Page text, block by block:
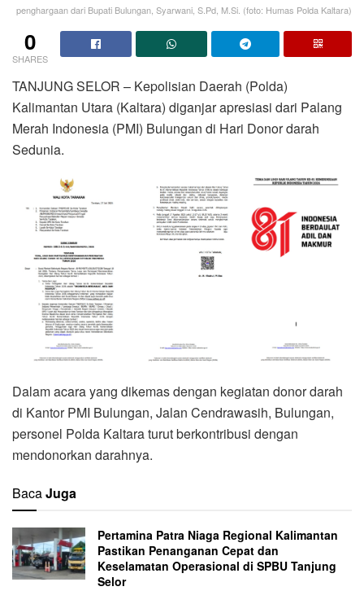
penghargaan dari Bupati Bulungan, Syarwani, S.Pd, M.Si. (foto: Humas Polda Kaltara)
0
SHARES
TANJUNG SELOR – Kepolisian Daerah (Polda)
Kalimantan Utara (Kaltara) diganjar apresiasi dari Palang
Merah Indonesia (PMI) Bulungan di Hari Donor darah
Sedunia.
Dalam acara yang dikemas dengan kegiatan donor darah
di Kantor PMI Bulungan, Jalan Cendrawasih, Bulungan,
personel Polda Kaltara turut berkontribusi dengan
mendonorkan darahnya.
BacaJuga
Pertamina Patra Niaga Regional Kalimantan
Pastikan Penanganan Cepat dan
Keselamatan Operasional di SPBU Tanjung
Selor